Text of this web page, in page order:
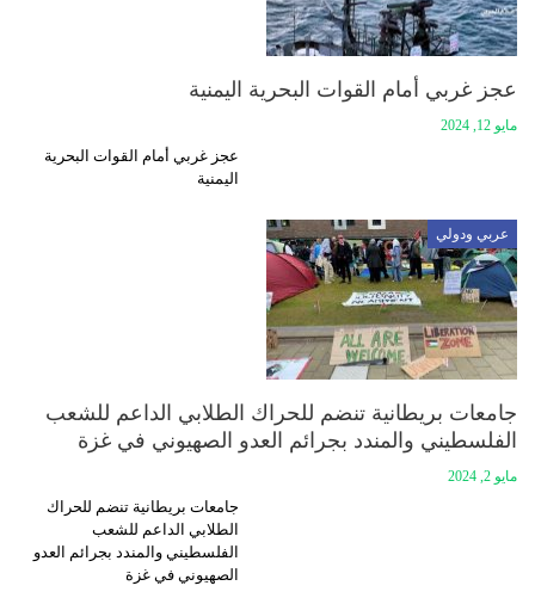
عجز غربي أمام القوات البحرية اليمنية
مايو 12, 2024
عجز غربي أمام القوات البحرية
اليمنية
عربي ودولي
جامعات بريطانية تنضم للحراك الطلابي الداعم للشعب
الفلسطيني والمندد بجرائم العدو الصهيوني في غزة
مايو 2, 2024
جامعات بريطانية تنضم للحراك
الطلابي الداعم للشعب
الفلسطيني والمندد بجرائم العدو
الصهيوني في غزة